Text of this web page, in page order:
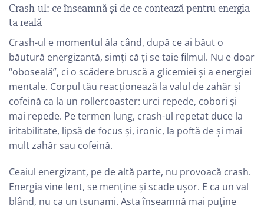
Crash-ul: ce înseamnă și de ce contează pentru energia
ta reală
Crash-ul e momentul ăla când, după ce ai băut o
băutură energizantă, simți că ți se taie filmul. Nu e doar
“oboseală”, ci o scădere bruscă a glicemiei și a energiei
mentale. Corpul tău reacționează la valul de zahăr și
cofeină ca la un rollercoaster: urci repede, cobori și
mai repede. Pe termen lung, crash-ul repetat duce la
iritabilitate, lipsă de focus și, ironic, la poftă de și mai
mult zahăr sau cofeină.
Ceaiul energizant, pe de altă parte, nu provoacă crash.
Energia vine lent, se menține și scade ușor. E ca un val
blând, nu ca un tsunami. Asta înseamnă mai puține